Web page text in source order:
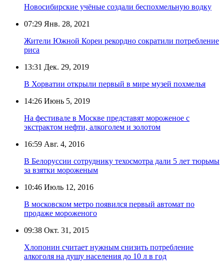
Новосибирские учёные создали беспохмельную водку
07:29 Янв. 28, 2021
Жители Южной Кореи рекордно сократили потребление
риса
13:31 Дек. 29, 2019
В Хорватии открыли первый в мире музей похмелья
14:26 Июнь 5, 2019
На фестивале в Москве представят мороженое с
экстрактом нефти, алкоголем и золотом
16:59 Авг. 4, 2016
В Белоруссии сотруднику техосмотра дали 5 лет тюрьмы
за взятки мороженым
10:46 Июль 12, 2016
В московском метро появился первый автомат по
продаже мороженого
09:38 Окт. 31, 2015
Хлопонин считает нужным снизить потребление
алкоголя на душу населения до 10 л в год